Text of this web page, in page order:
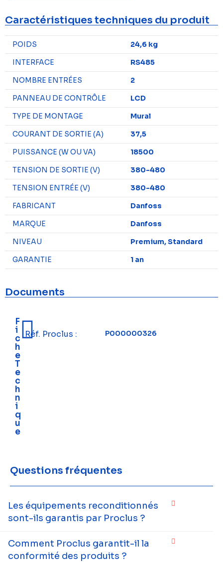
Caractéristiques techniques du produit
POIDS
24,6 kg
INTERFACE
RS485
NOMBRE ENTRÉES
2
PANNEAU DE CONTRÔLE
LCD
TYPE DE MONTAGE
Mural
COURANT DE SORTIE (A)
37,5
PUISSANCE (W OU VA)
18500
TENSION DE SORTIE (V)
380-480
TENSION ENTRÉE (V)
380-480
FABRICANT
Danfoss
MARQUE
Danfoss
NIVEAU
Premium, Standard
GARANTIE
1 an
Documents
F
i
c
h
e
T
e
c
h
n
i
q
u
e
Réf. Proclus : P000000326
Questions fréquentes
Les équipements reconditionnés
sont-ils garantis par Proclus ?
Comment Proclus garantit-il la
conformité des produits ?